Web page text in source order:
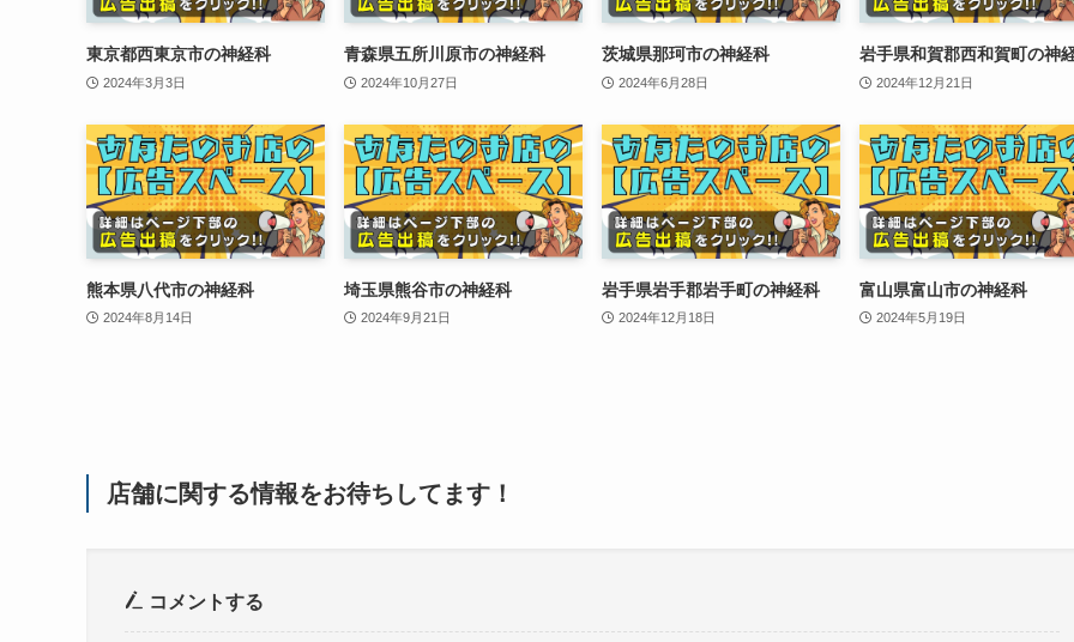
東京都西東京市の神経科
2024年3月3日
青森県五所川原市の神経科
2024年10月27日
茨城県那珂市の神経科
2024年6月28日
岩手県和賀郡西和賀町の神
2024年12月21日
熊本県八代市の神経科
2024年8月14日
埼玉県熊谷市の神経科
2024年9月21日
岩手県岩手郡岩手町の神経科
2024年12月18日
富山県富山市の神経科
2024年5月19日
店舗に関する情報をお待ちしてます！
コメントする